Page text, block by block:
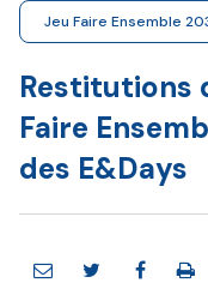
Jeu Faire Ensemble
Restitutions
Faire
des E&Days